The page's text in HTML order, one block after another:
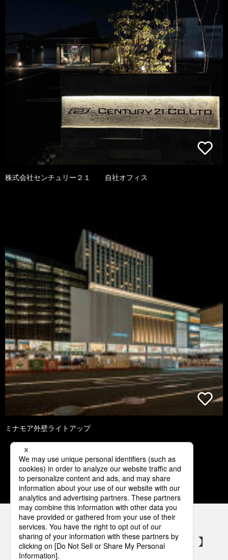
株式会社センチュリー２１ 自社オフィス
ミナモア外壁ライトアップ
1 2 3 4 5
パナソニックの電気設備 SNSアカウント